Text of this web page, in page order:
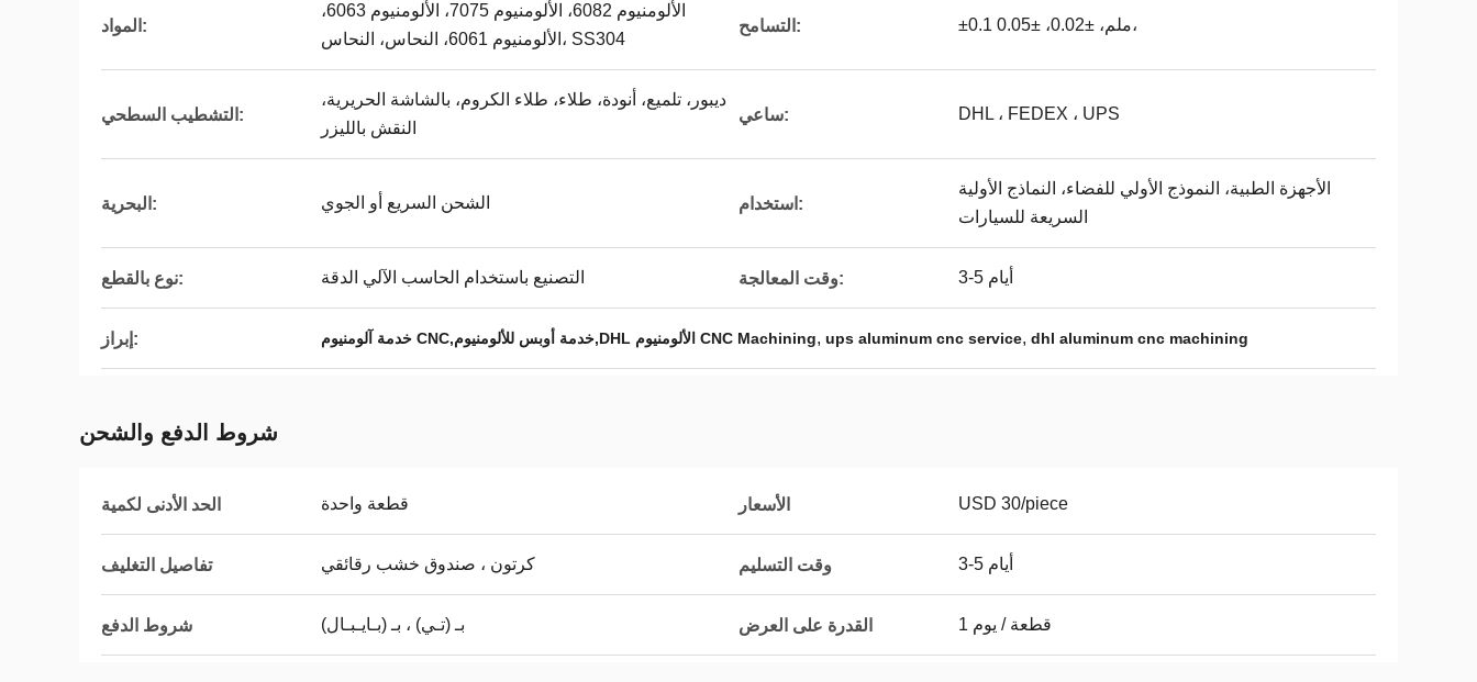
المواد:
الألومنيوم 6082، الألومنيوم 7075، الألومنيوم 6063،
الألومنيوم 6061، النحاس، النحاس، SS304
التسامح: ±0.1 ملم، ±0.02، ±0.05،
التشطيب السطحي:
ديبور، تلميع، أنودة، طلاء، طلاء الكروم، بالشاشة الحريرية،
النقش بالليزر
ساعي: DHL ، FEDEX ، UPS
البحرية: الشحن السريع أو الجوي استخدام:
الأجهزة الطبية، النموذج الأولي للفضاء، النماذج الأولية
السريعة للسيارات
نوع بالقطع: التصنيع باستخدام الحاسب الآلي الدقة وقت المعالجة: 3-5 أيام
إبراز: خدمة آلومنيوم CNC,خدمة أوبس للألومنيوم,DHL الألومنيوم CNC Machining, ups aluminum cnc service, dhl aluminum cnc machining
شروط الدفع والشحن
الحد الأدنى لكمية قطعة واحدة الأسعار USD 30/piece
تفاصيل التغليف كرتون ، صندوق خشب رقائقي وقت التسليم 3-5 أيام
شروط الدفع بـ (تـي) ، بـ (بـايـبـال) القدرة على العرض 1 قطعة / يوم